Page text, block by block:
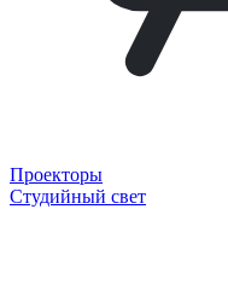
Проекторы
Студийный свет